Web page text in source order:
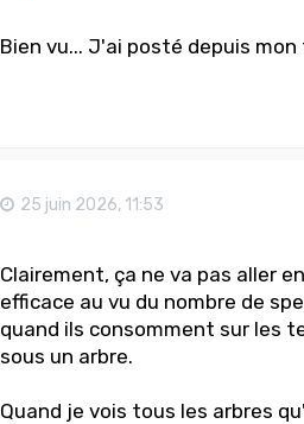
Bien vu... J'ai posté depuis
25 juin 2026, 11:53
Clairement, ça ne va pas aller
efficace au vu du nombre de
quand ils consomment sur les
sous un arbre.
Quand je vois tous les arbres